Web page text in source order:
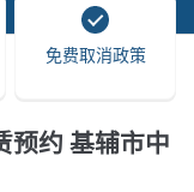
免费取消政策
预约 基辅市中